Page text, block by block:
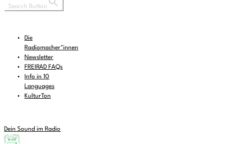
Search Button
Die
Radiomacher*innen
Newsletter
FREIRAD FAQs
Info in 10
Languages
KulturTon
Dein Sound im Radio